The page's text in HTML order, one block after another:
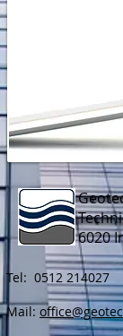
6020
Tel: 0512 214027
Mail: